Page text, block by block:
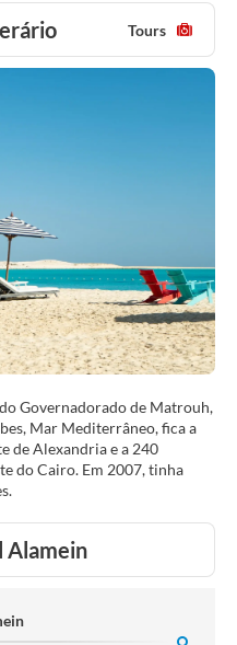
Tours
Governadorado de Matrouh,
Mar Mediterrâneo, fica a
de Alexandria e a 240
do Cairo. Em 2007, tinha
Alamein